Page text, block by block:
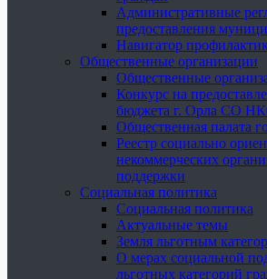
Административные
предоставления
Навигатор
Общественные организации
Общественные
Конкурс на
бюджета г. Орла СО
Общественная палата
Реестр социально
некоммерческих
поддержки
Социальная политика
Социальная политика
Актуальные темы
Земля льготным
О мерах социальной
льготных категорий